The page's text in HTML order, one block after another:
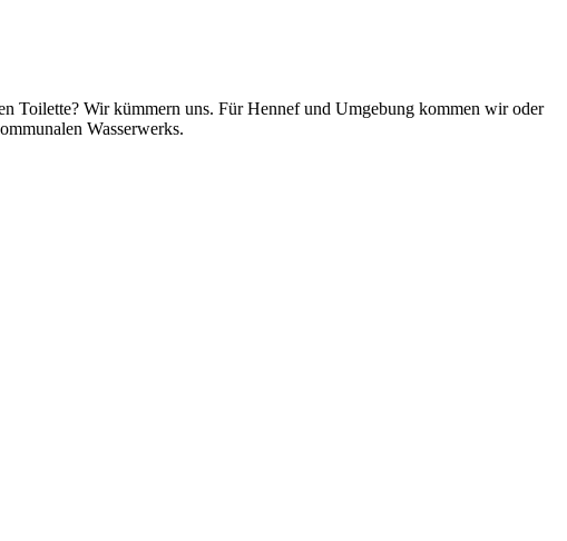
Toilette? Wir kümmern uns. Für Hennef und Umgebung kommen wir oder
Wasserwerks.